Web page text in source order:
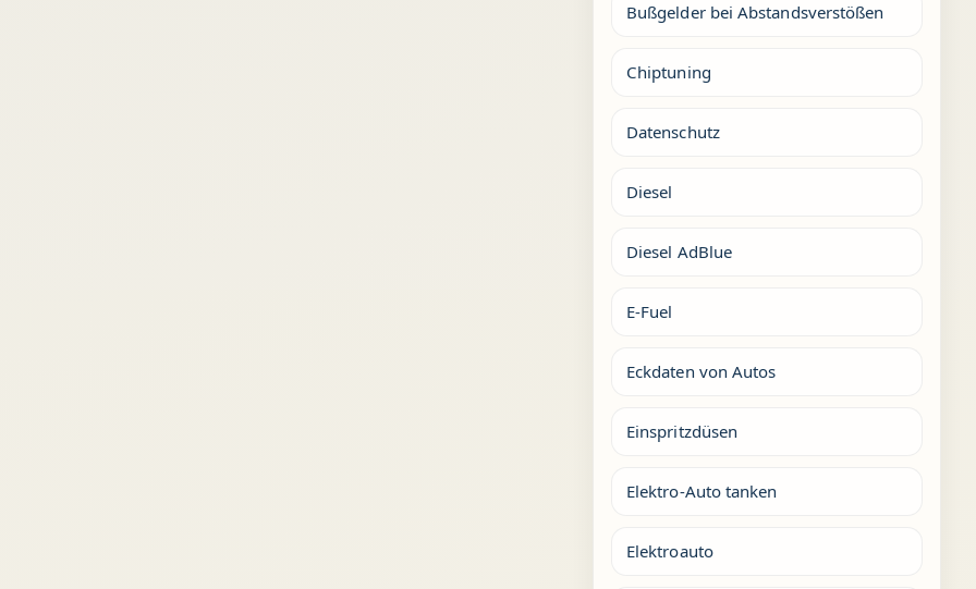
Bußgelder bei Abstandsverstößen
Chiptuning
Datenschutz
Diesel
Diesel AdBlue
E-Fuel
Eckdaten von Autos
Einspritzdüsen
Elektro-Auto tanken
Elektroauto